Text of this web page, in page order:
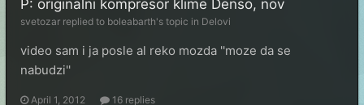
P: originalni kompresor klime Denso, nov
svetozar replied to boleabarth's topic in Delovi
video sam i ja posle al reko mozda ''moze da se
nabudzi''
April 1, 2012 16 replies